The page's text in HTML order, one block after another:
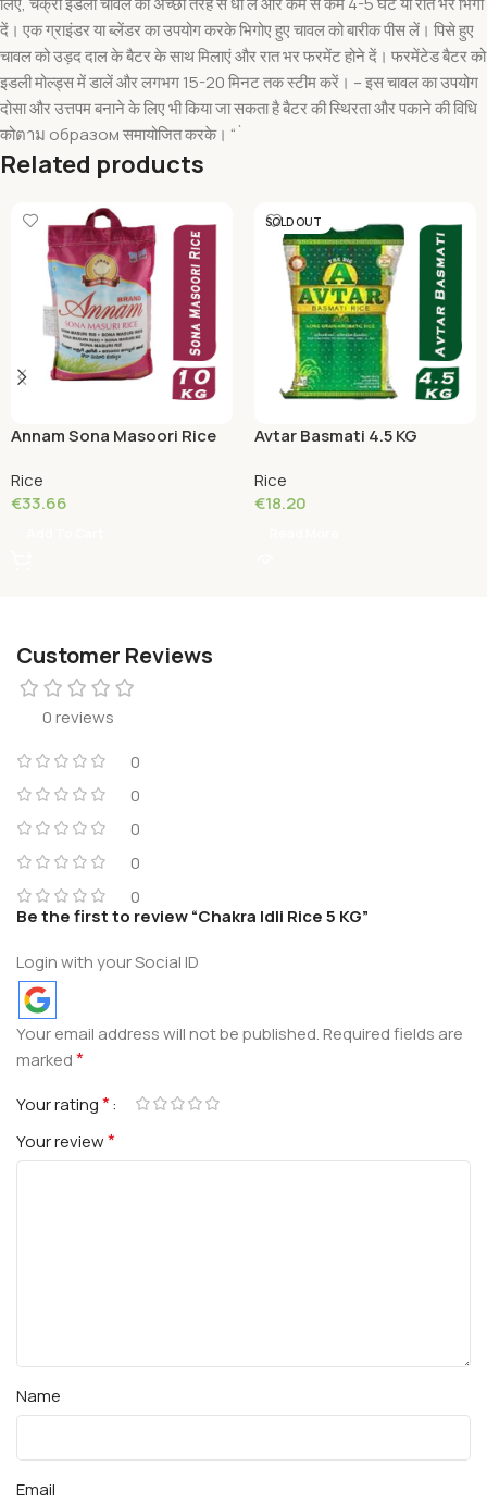
दें। एक ग्राइंडर या ब्लेंडर का उपयोग करके भिगोए हुए चावल को बारीक पीस लें। पिसे हुए
चावल को उड़द दाल के बैटर के साथ मिलाएं और रात भर फरमेंट होने दें। फरमेंटेड बैटर को
इडली मोल्ड्स में डालें और लगभग 15-20 मिनट तक स्टीम करें। – इस चावल का उपयोग
दोसा और उत्तपम बनाने के लिए भी किया जा सकता है बैटर की स्थिरता और पकाने की विधि
कोตาม образом समायोजित करके। “`
Related products
Annam Sona Masoori Rice
Rice
€33.66
SOLD OUT
Avtar Basmati 4.5 KG
Rice
€18.20
Customer Reviews
0 reviews
0
0
0
0
0
Be the first to review “Chakra Idli Rice 5 KG”
Login with your Social ID
Your email address will not be published.Required fields are
marked*
Your rating*
Your review*
Name
Email